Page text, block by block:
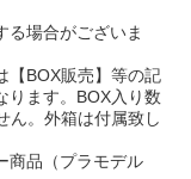
る場合がございま
【BOX販売】等の記
ります。BOX入り数
ん。外箱は付属致し
商品（プラモデル